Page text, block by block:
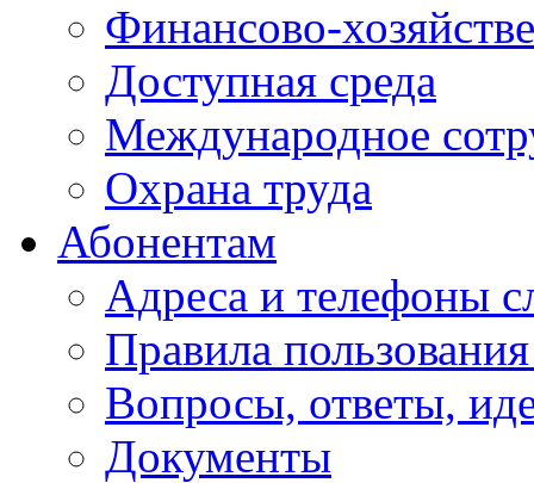
Финансово-
Доступная среда
Международное
Охрана труда
Абонентам
Адреса и телефоны
Правила
Вопросы, ответы,
Документы